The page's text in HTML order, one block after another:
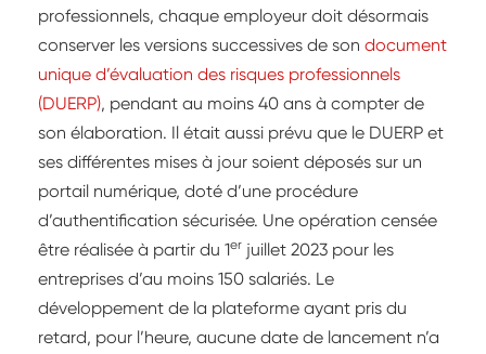
professionnels, chaque employeur doit désormais
conserver les versions successives de son document
unique d’évaluation des risques professionnels
(DUERP), pendant au moins 40 ans à compter de
son élaboration. Il était aussi prévu que le DUERP et
ses différentes mises à jour soient déposés sur un
portail numérique, doté d’une procédure
d’authentification sécurisée. Une opération censée
être réalisée à partir du 1er juillet 2023 pour les
entreprises d’au moins 150 salariés. Le
développement de la plateforme ayant pris du
retard, pour l’heure, aucune date de lancement n’a